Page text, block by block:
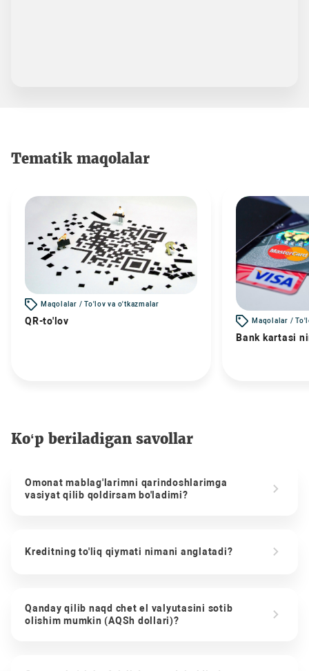
Tematik maqolalar
Maqolalar / To'lov va o'tkazmalar
QR-to'lov Maqolalar /
Bank kartasi
Ko‘p beriladigan savollar
Omonat mablag'larimni qarindoshlarimga
vasiyat qilib qoldirsam bo'ladimi?
Kreditning to'liq qiymati nimani anglatadi?
Qanday qilib naqd chet el valyutasini sotib
olishim mumkin (AQSh dollari)?